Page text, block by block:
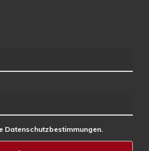
Datenschutzbestimmungen.